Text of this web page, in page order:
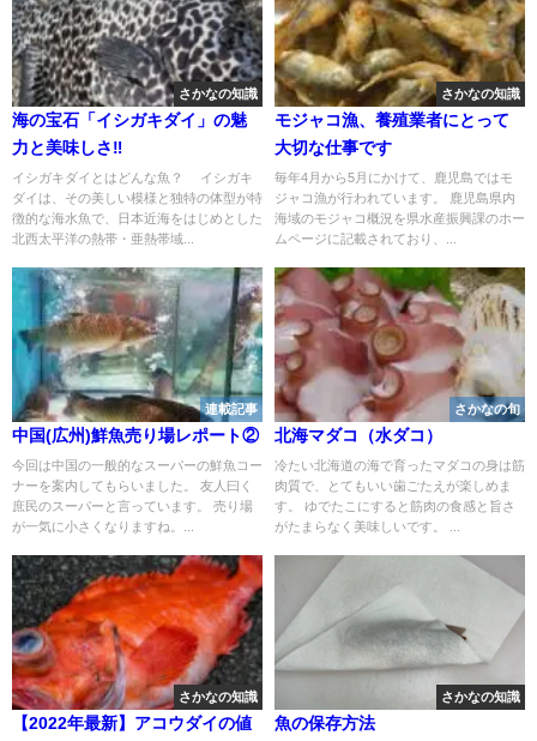
さかなの知識
海の宝石「イシガキダイ」の魅
力と美味しさ‼
イシガキダイとはどんな魚？ イシガキ
ダイは、その美しい模様と独特の体型が特
徴的な海水魚で、日本近海をはじめとした
北西太平洋の熱帯・亜熱帯域...
さかなの知識
モジャコ漁、養殖業者にとって
大切な仕事です
毎年4月から5月にかけて、鹿児島ではモ
ジャコ漁が行われています。 鹿児島県内
海域のモジャコ概況を県水産振興課のホー
ムページに記載されており、...
連載記事
中国(広州)鮮魚売り場レポート②
今回は中国の一般的なスーパーの鮮魚コー
ナーを案内してもらいました。 友人曰く
庶民のスーパーと言っています。 売り場
が一気に小さくなりますね。...
さかなの旬
北海マダコ（水ダコ）
冷たい北海道の海で育ったマダコの身は筋
肉質で、とてもいい歯ごたえが楽しめま
す。 ゆでたこにすると筋肉の食感と旨さ
がたまらなく美味しいです。 ...
さかなの知識
【2022年最新】アコウダイの値
さかなの知識
魚の保存方法